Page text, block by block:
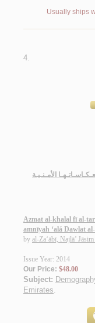
Usually ships
4.
الأمـنـيـة
Azmat al-khalal fī al-
amnīyah ‘alá Dawlat
by al-Za‘ābī, Najlā’
Issue Year: 2014
Our Price: $48.00
Subject:
Emirates.